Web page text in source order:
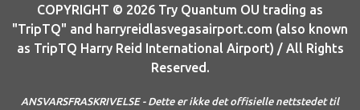
COPYRIGHT © 2026 Try Quantum OU trading as
"TripTQ" and harryreidlasvegasairport.com (also known
as TripTQ Harry Reid International Airport) / All Rights
Reserved.
ANSVARSFRASKRIVELSE - Dette er ikke det offisielle nettstedet til